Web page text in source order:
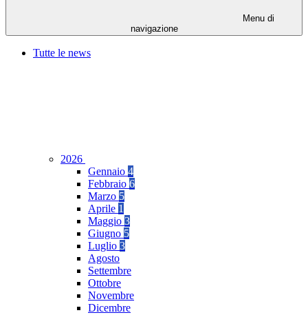
Menu di
navigazione
Tutte le news
2026
Gennaio 4
Febbraio 6
Marzo 5
Aprile 1
Maggio 3
Giugno 5
Luglio 3
Agosto
Settembre
Ottobre
Novembre
Dicembre